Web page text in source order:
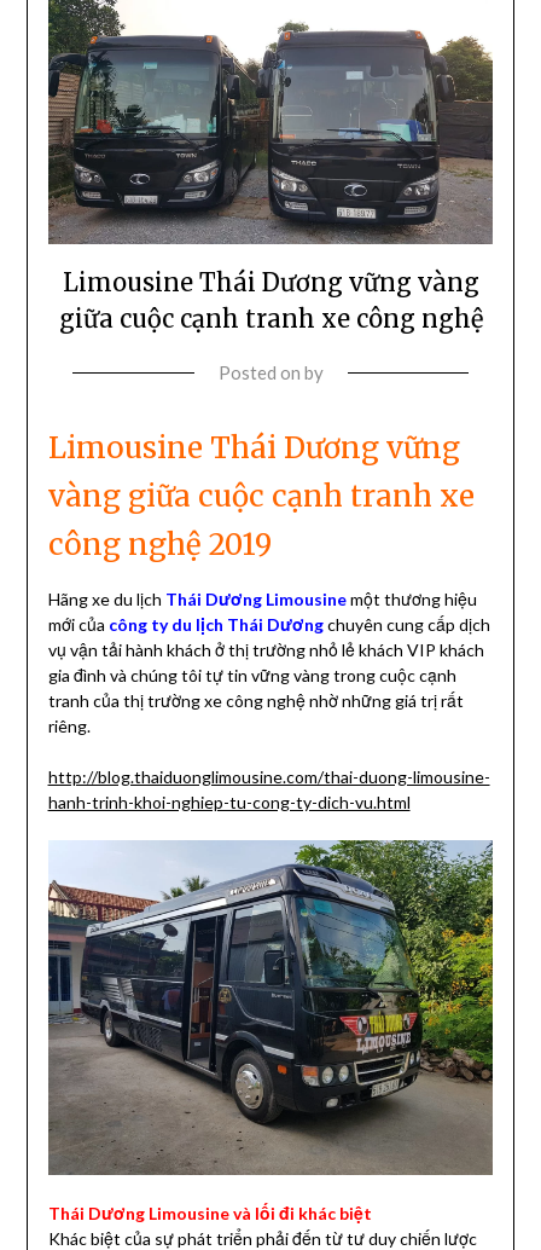
Limousine Thái Dương vững vàng
giữa cuộc cạnh tranh xe công nghệ
Posted on by
Limousine Thái Dương vững
vàng giữa cuộc cạnh tranh xe
công nghệ 2019
Hãng xe du lịch Thái Dương Limousinemột thương hiệu
mới của công ty du lịch Thái Dươngchuyên cung cấp dịch
vụ vận tải hành khách ở thị trường nhỏ lẻ khách VIP khách
gia đình và chúng tôi tự tin vững vàng trong cuộc cạnh
tranh của thị trường xe công nghệ nhờ những giá trị rất
riêng.
http://blog.thaiduonglimousine.com/thai-duong-limousine-
hanh-trinh-khoi-nghiep-tu-cong-ty-dich-vu.html
Thái Dương Limousine và lối đi khác biệt
Khác biệt của sự phát triển phải đến từ tư duy chiến lược